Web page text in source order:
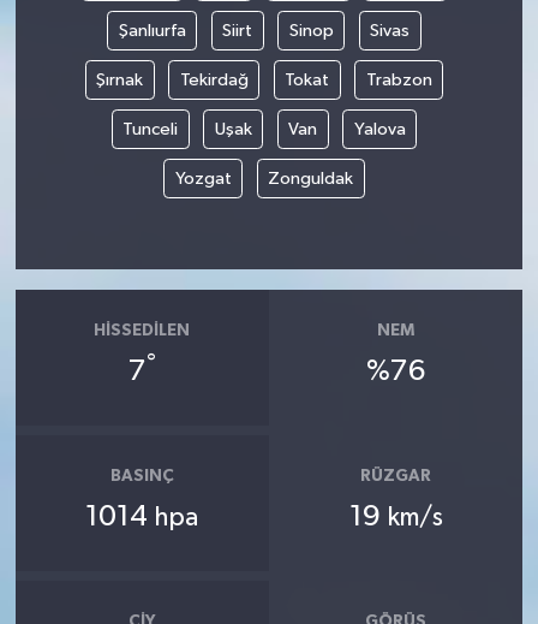
Şanlıurfa Siirt Sinop Sivas
Şırnak Tekirdağ Tokat Trabzon
Tunceli Uşak Van Yalova
Yozgat Zonguldak
HISSEDILEN
7°
NEM
%76
BASINÇ
1014 hpa
RÜZGAR
19 km/s